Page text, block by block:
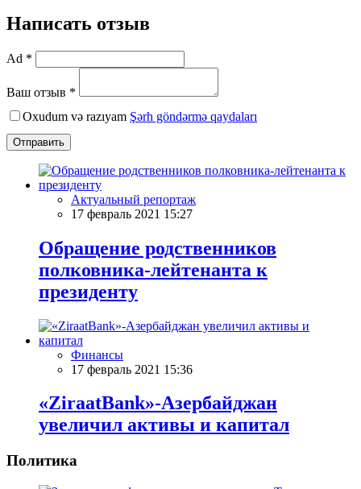
Написать отзыв
Ad *
Ваш отзыв *
Oxudum və razıyam Şərh göndərmə qaydaları
Отправить
Актуальный репортаж
17 февраль 2021 15:27
Обращение родственников
полковника-лейтенанта к
президенту
Финансы
17 февраль 2021 15:36
«ZiraatBank»-Азербайджан
увеличил активы и капитал
Политика